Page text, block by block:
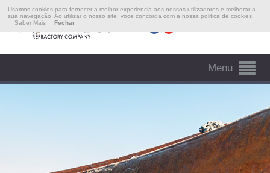
Usamos cookies para fornecer a melhor experiencia aos nossos utilizadores e melhorar a
sua navegação. Ao utilizar o nosso site, voce concorda com a nossa politica de cookies.
Saber Mais
Fechar
Empresa
Áreas De Intervenção
Imprensa
Menu